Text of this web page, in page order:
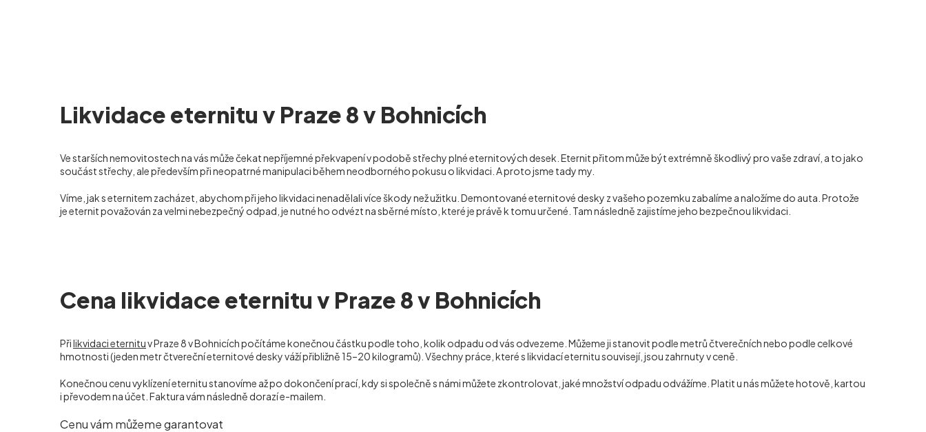
Likvidace eternitu v Praze 8 v Bohnicích
Ve starších nemovitostech na vás může čekat nepříjemné překvapení v podobě střechy plné eternitových desek. Eternit přitom může být extrémně škodlivý pro vaše zdraví, a to jako
součást střechy, ale především při neopatrné manipulaci během neodborného pokusu o likvidaci. A proto jsme tady my.
Víme, jak s eternitem zacházet, abychom při jeho likvidaci nenadělali více škody než užitku. Demontované eternitové desky z vašeho pozemku zabalíme a naložíme do auta. Protože
je eternit považován za velmi nebezpečný odpad, je nutné ho odvézt na sběrné místo, které je právě k tomu určené. Tam následně zajistíme jeho bezpečnou likvidaci.
Cena likvidace eternitu v Praze 8 v Bohnicích
Přilikvidaci eternituv Praze 8 v Bohnicích počítáme konečnou částku podle toho, kolik odpadu od vás odvezeme. Můžeme ji stanovit podle metrů čtverečních nebo podle celkové
hmotnosti (jeden metr čtvereční eternitové desky váží přibližně 15–20 kilogramů). Všechny práce, které s likvidací eternitu souvisejí, jsou zahrnuty v ceně.
Konečnou cenu vyklízení eternitu stanovíme až po dokončení prací, kdy si společně s námi můžete zkontrolovat, jaké množství odpadu odvážíme. Platit u nás můžete hotově, kartou
i převodem na účet. Faktura vám následně dorazí e-mailem.
Cenu vám můžeme garantovat